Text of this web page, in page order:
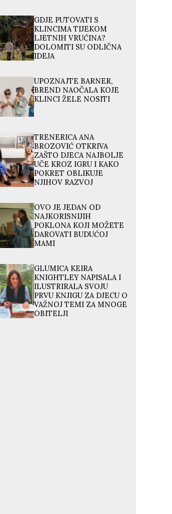
GDJE PUTOVATI S
KLINCIMA TIJEKOM
LJETNIH VRUĆINA?
DOLOMITI SU ODLIČNA
IDEJA
UPOZNAJTE BARNER,
BREND NAOČALA KOJE
KLINCI ŽELE NOSITI
TRENERICA ANA
BROZOVIĆ OTKRIVA
ZAŠTO DJECA NAJBOLJE
UČE KROZ IGRU I KAKO
POKRET OBLIKUJE
NJIHOV RAZVOJ
OVO JE JEDAN OD
NAJKORISNIJIH
POKLONA KOJI MOŽETE
DAROVATI BUDUĆOJ
MAMI
GLUMICA KEIRA
KNIGHTLEY NAPISALA I
ILUSTRIRALA SVOJU
PRVU KNJIGU ZA DJECU O
VAŽNOJ TEMI ZA MNOGE
OBITELJI